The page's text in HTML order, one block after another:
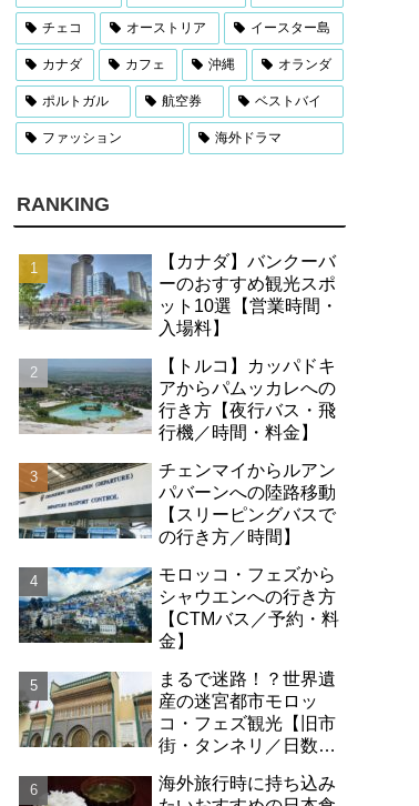
チェコ オーストリア イースター島
カナダ カフェ 沖縄 オランダ
ポルトガル 航空券 ベストバイ
ファッション 海外ドラマ
RANKING
【カナダ】バンクーバ
ーのおすすめ観光スポ
ット10選【営業時間・
入場料】
【トルコ】カッパドキ
アからパムッカレへの
行き方【夜行バス・飛
行機／時間・料金】
チェンマイからルアン
パバーンへの陸路移動
【スリーピングバスで
の行き方／時間】
モロッコ・フェズから
シャウエンへの行き方
【CTMバス／予約・料
金】
まるで迷路！？世界遺
産の迷宮都市モロッ
コ・フェズ観光【旧市
街・タンネリ／日数・
海外旅行時に持ち込み